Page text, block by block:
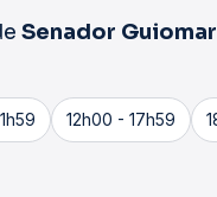
Senador
12h00 - 17h59